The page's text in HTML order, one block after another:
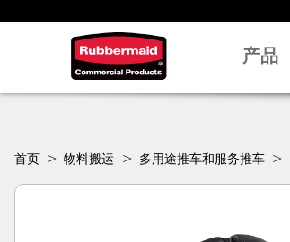
产品
首页 物料搬运 多用途推车和服务推车